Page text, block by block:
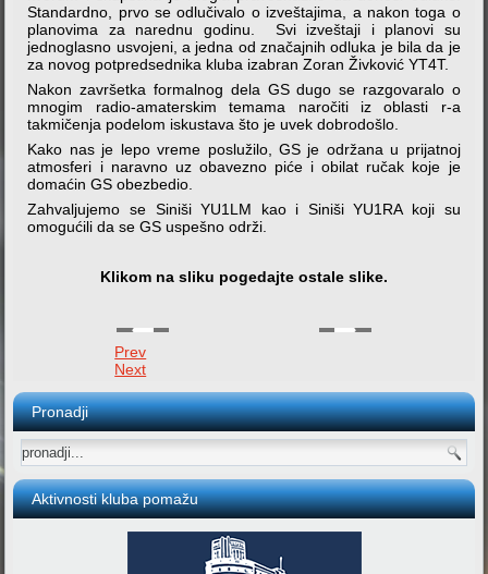
Standardno, prvo se odlučivalo o izveštajima, a nakon toga o
planovima za narednu godinu. Svi izveštaji i planovi su
jednoglasno usvojeni, a jedna od značajnih odluka je bila da je
za novog potpredsednika kluba izabran Zoran Živković YT4T.
Nakon završetka formalnog dela GS dugo se razgovaralo o
mnogim radio-amaterskim temama naročiti iz oblasti r-a
takmičenja podelom iskustava što je uvek dobrodošlo.
Kako nas je lepo vreme poslužilo, GS je održana u prijatnoj
atmosferi i naravno uz obavezno piće i obilat ručak koje je
domaćin GS obezbedio.
Zahvaljujemo se Siniši YU1LM kao i Siniši YU1RA koji su
omogućili da se GS uspešno održi.
Klikom na sliku pogedajte ostale slike.
Prev
Next
Pronadji
Aktivnosti kluba pomažu